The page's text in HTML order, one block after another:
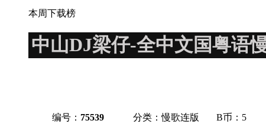
本周下载榜
中山DJ梁仔-全中文国粤语
编号： 75539 分类：慢歌连版 B币： 5